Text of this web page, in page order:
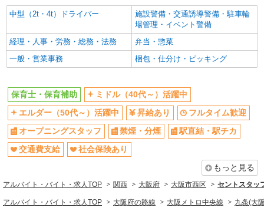
同じ職種から求人を探す
教育・保育
保育士・保育補助
ミドル（40代～）活躍中
オープニングスタッフ
交通費支給
社会保険あり
産休・育休取得実績あり
中型（2t・4t）ドライバー
施設警備・交通誘導警備・駐車輪
場管理・イベント警備
経理・人事・労務・総務・法務
弁当・惣菜
一般・営業事務
梱包・仕分け・ピッキング
保育士・保育補助
ミドル（40代～）活躍中
エルダー（50代～）活躍中
昇給あり
フルタイム歓迎
オープニングスタッフ
禁煙・分煙
駅直結・駅チカ
交通費支給
社会保険あり
もっと見る
アルバイト・バイト・求人TOP 関西 大阪府 大阪市西区 セントスタッ
アルバイト・バイト・求人TOP 大阪府の路線 大阪メトロ中央線 九条(大